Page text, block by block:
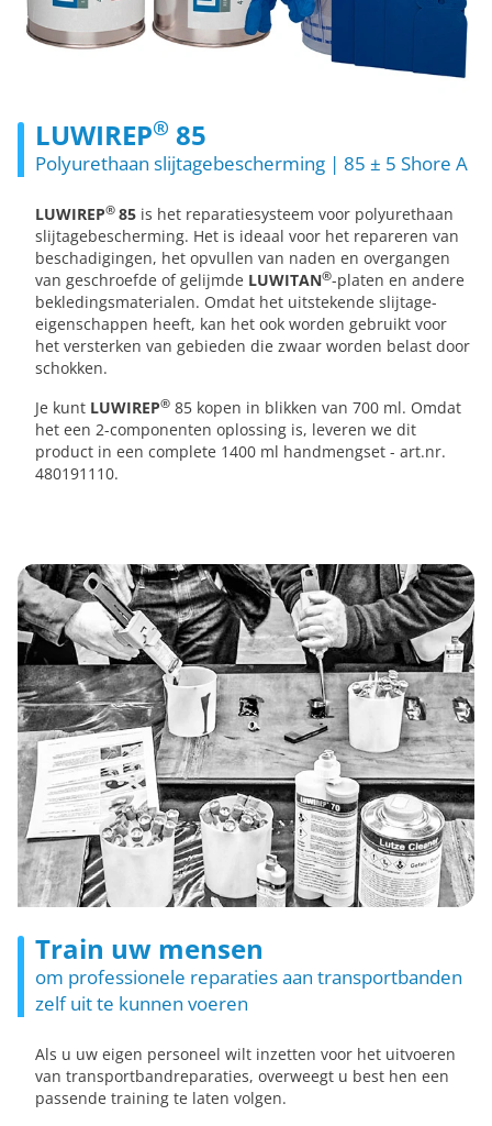
LUWIREP® 85
Polyurethaan slijtagebescherming | 85 ± 5 Shore A
LUWIREP® 85 is het reparatiesysteem voor polyurethaan
slijtagebescherming. Het is ideaal voor het repareren van
beschadigingen, het opvullen van naden en overgangen
van geschroefde of gelijmde LUWITAN®-platen en andere
bekledingsmaterialen. Omdat het uitstekende slijtage-
eigenschappen heeft, kan het ook worden gebruikt voor
het versterken van gebieden die zwaar worden belast door
schokken.
Je kunt LUWIREP® 85 kopen in blikken van 700 ml. Omdat
het een 2-componenten oplossing is, leveren we dit
product in een complete 1400 ml handmengset - art.nr.
480191110.
Train uw mensen
om professionele reparaties aan transportbanden
zelf uit te kunnen voeren
Als u uw eigen personeel wilt inzetten voor het uitvoeren
van transportbandreparaties, overweegt u best hen een
passende training te laten volgen.